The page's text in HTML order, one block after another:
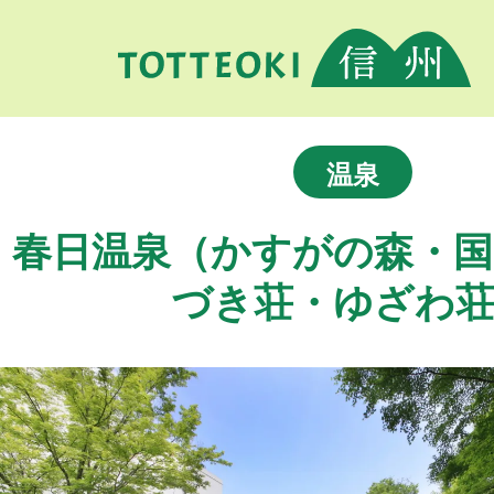
温泉
春日温泉（かすがの森・
づき荘・ゆざわ